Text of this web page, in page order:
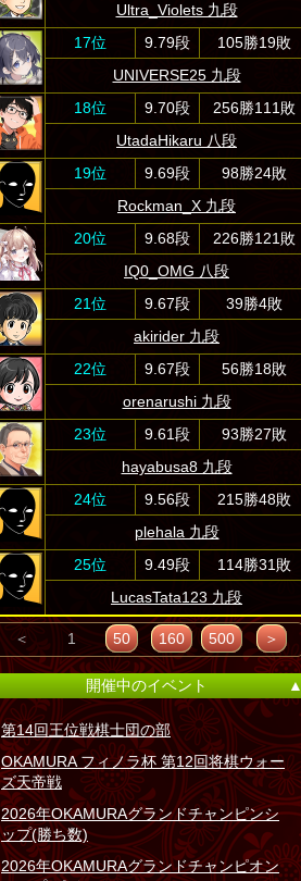
Ultra_Violets 九段
17位
9.79段
105勝19敗
UNIVERSE25 九段
18位
9.70段
256勝111敗
UtadaHikaru 八段
19位
9.69段
98勝24敗
Rockman_X 九段
20位
9.68段
226勝121敗
IQ0_OMG 八段
21位
9.67段
39勝4敗
akirider 九段
22位
9.67段
56勝18敗
orenarushi 九段
23位
9.61段
93勝27敗
hayabusa8 九段
24位
9.56段
215勝48敗
plehala 九段
25位
9.49段
114勝31敗
LucasTata123 九段
＜ 1 50 160 500 ＞
開催中のイベント ▲
第14回王位戦棋士団の部
OKAMURA フィノラ杯 第12回将棋ウォー
ズ天帝戦
2026年OKAMURAグランドチャンピンシ
ップ(勝ち数)
2026年OKAMURAグランドチャンピオン